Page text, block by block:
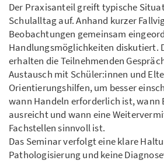
Der Praxisanteil greift typische
Schulalltag auf. Anhand kurzer
Beobachtungen gemeinsam
Handlungsmöglichkeiten diskutiert.
erhalten die Teilnehmenden
Austausch mit Schüler:innen und
Orientierungshilfen, um besser
wann Handeln erforderlich ist, wann
ausreicht und wann eine
Fachstellen sinnvoll ist.
Das Seminar verfolgt eine klare
Pathologisierung und keine